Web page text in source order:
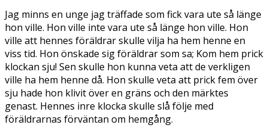
Jag minns en unge jag träffade som fick vara ute så länge
hon ville. Hon ville inte vara ute så länge hon ville. Hon
ville att hennes föräldrar skulle vilja ha hem henne en
viss tid. Hon önskade sig föräldrar som sa; Kom hem prick
klockan sju! Sen skulle hon kunna veta att de verkligen
ville ha hem henne då. Hon skulle veta att prick fem över
sju hade hon klivit över en gräns och den märktes
genast. Hennes inre klocka skulle slå följe med
föräldrarnas förväntan om hemgång.